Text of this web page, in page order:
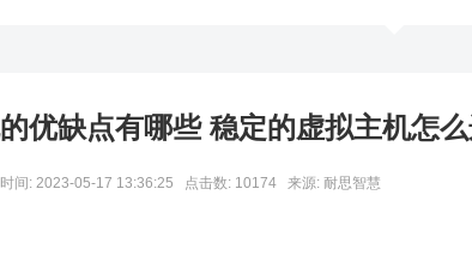
优缺点有哪些 稳定的虚拟主机怎
时间: 2023-05-17 13:36:25 点击数: 10174 来源: 耐思智慧